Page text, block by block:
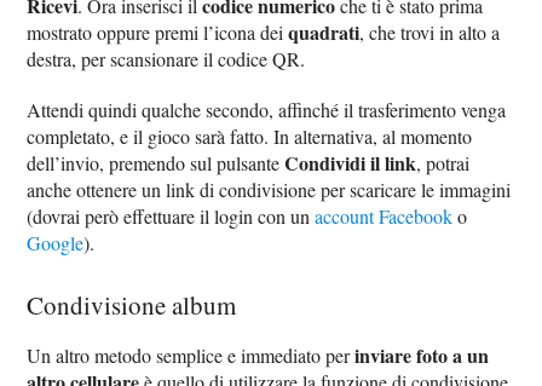
. Ora inserisci il
che ti è stato prima
mostrato oppure premi l’icona deiquadrati, che trovi in alto a
destra, per scansionare il codice QR.
Attendi quindi qualche secondo, affinché il trasferimento venga
completato, e il gioco sarà fatto. In alternativa, al momento
dell’invio, premendo sul pulsanteCondividi il link, potrai
anche ottenere un link di condivisione per scaricare le immagini
(dovrai però effettuare il login con unaccount Facebooko
Google).
Condivisione album
Un altro metodo semplice e immediato perinviare foto a un